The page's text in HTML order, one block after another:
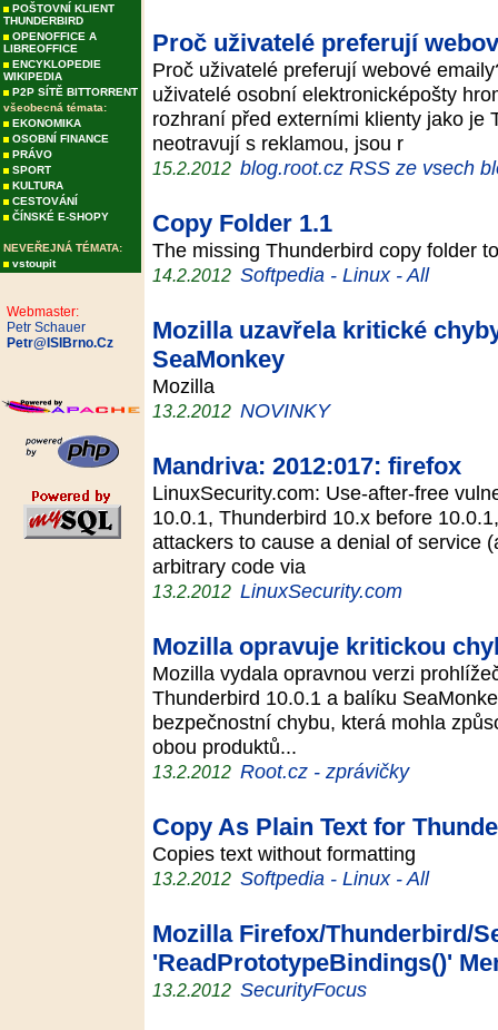
POŠTOVNÍ KLIENT
THUNDERBIRD
OPENOFFICE A
LIBREOFFICE
ENCYKLOPEDIE
WIKIPEDIA
P2P SÍTĚ BITTORRENT
všeobecná témata:
EKONOMIKA
OSOBNÍ FINANCE
PRÁVO
SPORT
KULTURA
CESTOVÁNÍ
ČÍNSKÉ E-SHOPY
NEVEŘEJNÁ TÉMATA:
vstoupit
Webmaster:
Petr Schauer
Petr@ISIBrno.Cz
Proč uživatelé preferují
Proč uživatelé preferují webové
uživatelé osobní elektronicképošty
rozhraní před externími klienty jako je
neotravují s reklamou, jsou r
15.2.2012 blog.root.cz RSS ze vsech
Copy Folder 1.1
The missing Thunderbird copy folder
14.2.2012 Softpedia - Linux - All
Mozilla uzavřela kritické
SeaMonkey
Mozilla
13.2.2012 NOVINKY
Mandriva: 2012:017: firefox
LinuxSecurity.com: Use-after-free
10.0.1, Thunderbird 10.x before
attackers to cause a denial of service
arbitrary code via
13.2.2012 LinuxSecurity.com
Mozilla opravuje kritickou
Mozilla vydala opravnou verzi
Thunderbird 10.0.1 a balíku
bezpečnostní chybu, která mohla
obou produktů...
13.2.2012 Root.cz - zprávičky
Copy As Plain Text for
Copies text without formatting
13.2.2012 Softpedia - Linux - All
Mozilla Firefox/Thunderbird/
'ReadPrototypeBindings()'
13.2.2012 SecurityFocus